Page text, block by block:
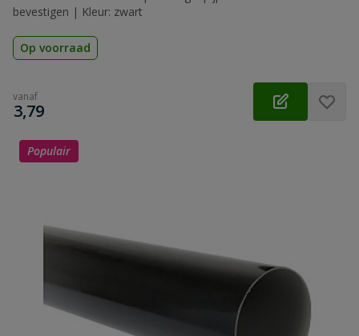
bevestigen | Kleur: zwart
Op voorraad
vanaf
€
3,79
Populair